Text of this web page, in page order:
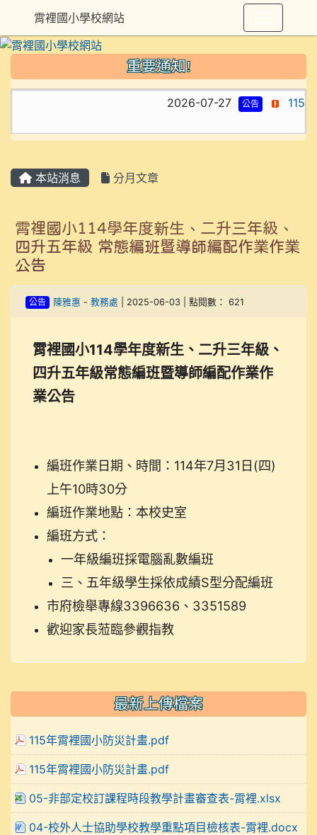
重要通知!
2026-07-27 公告 115
本站消息 分月文章
霄裡國小114學年度新生、二升三年級、
四升五年級 常態編班暨導師編配作業作業
公告
公告 陳雅惠 - 教務處 | 2025-06-03 | 點閱數： 621
霄裡國小114學年度新生、二升三年級、
四升五年級常態編班暨導師編配作業作
業公告
編班作業日期、時間：114年7月31日(四)
上午10時30分
編班作業地點：本校史室
編班方式：
一年級編班採電腦亂數編班
三、五年級學生採依成績S型分配編班
市府檢舉專線3396636、3351589
歡迎家長蒞臨參觀指教
最新上傳檔案
115年霄裡國小防災計畫.pdf
115年霄裡國小防災計畫.pdf
05-非部定校訂課程時段教學計畫審查表-霄裡.xlsx
04-校外人士協助學校教學重點項目檢核表-霄裡.docx
霄裡國小學校網站